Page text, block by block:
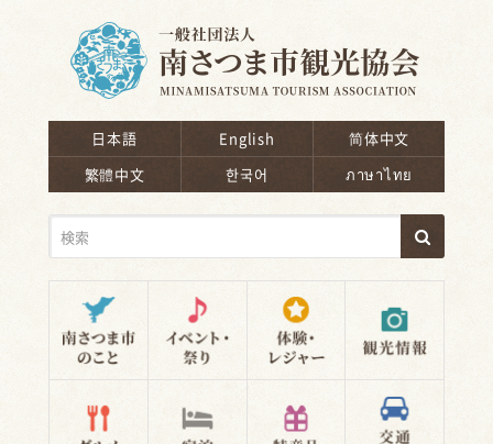
日本語 English
简体中文
繁體中文
한국어 ภาษาไทย